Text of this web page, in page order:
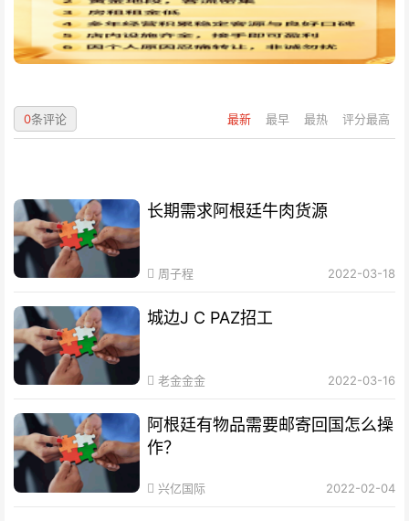
最新 最早 最热 评分最高
0条评论
长期需求阿根廷牛肉货源
周子程 2022-03-18
城边J C PAZ招工
老金金金 2022-03-16
阿根廷有物品需要邮寄回国怎么操
作？
兴亿国际 2022-02-04